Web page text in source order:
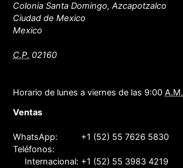
Colonia Santa Domingo, Azcapotzalco
Ciudad de Mexico
Mexico
C.P. 02160
Horario de lunes a viernes de las 9:00A.M.
Ventas
WhatsApp: +1 (52) 55 7626 5830
Teléfonos:
Internacional: +1 (52) 55 3983 4219